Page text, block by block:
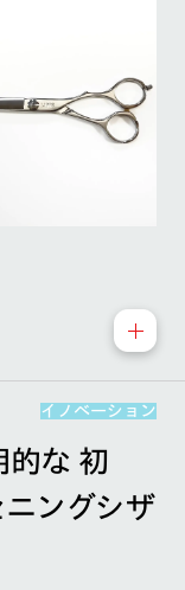
イノベーション
的な 初
ングシザ